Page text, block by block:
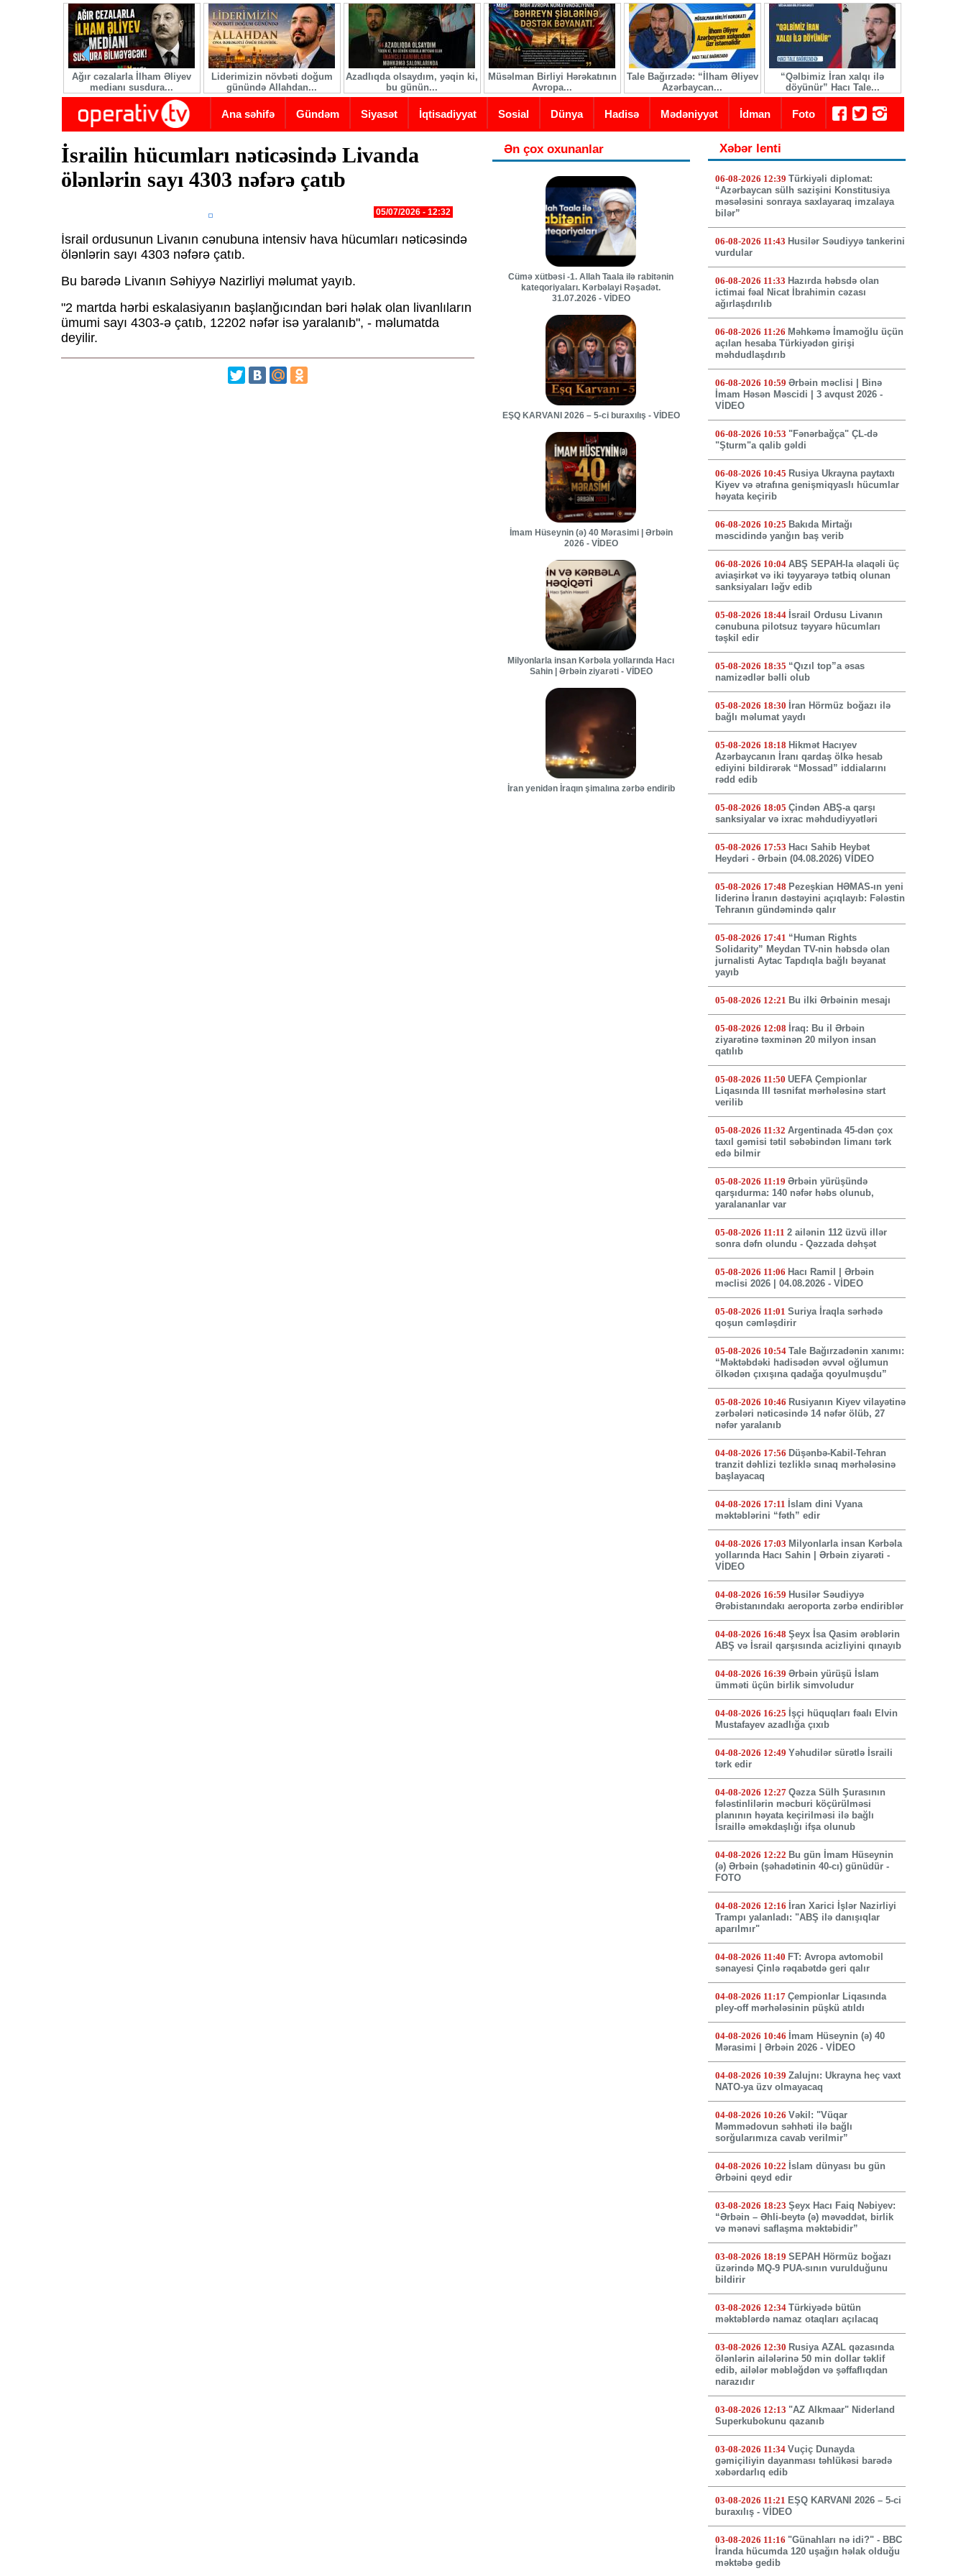
Skip to main content
Ağır cəzalarla İlham Əliyev
medianı susdura...
Liderimizin növbəti doğum
günündə Allahdan...
Azadlıqda olsaydım, yəqin ki,
bu günün...
Müsəlman Birliyi Hərəkatının
Avropa...
Tale Bağırzadə: “İlham Əliyev
Azərbaycan...
“Qəlbimiz İran xalqı ilə
döyünür” Hacı Tale...
Ana səhifə Gündəm Siyasət İqtisadiyyat Sosial Dünya Hadisə Mədəniyyət İdman Foto
İsrailin hücumları nəticəsində Livanda
ölənlərin sayı 4303 nəfərə çatıb
05/07/2026 - 12:32
İsrail ordusunun Livanın cənubuna intensiv hava hücumları nəticəsində
ölənlərin sayı 4303 nəfərə çatıb.
Bu barədə Livanın Səhiyyə Nazirliyi məlumat yayıb.
"2 martda hərbi eskalasiyanın başlanğıcından bəri həlak olan livanlıların
ümumi sayı 4303-ə çatıb, 12202 nəfər isə yaralanıb", - məlumatda
deyilir.
Ən çox oxunanlar
Cümə xütbəsi -1. Allah Taala ilə rabitənin
kateqoriyaları. Kərbəlayi Rəşadət.
31.07.2026 - VİDEO
EŞQ KARVANI 2026 – 5-ci buraxılış - VİDEO
İmam Hüseynin (ə) 40 Mərasimi | Ərbəin
2026 - VİDEO
Milyonlarla insan Kərbəla yollarında Hacı
Sahin | Ərbəin ziyarəti - VİDEO
İran yenidən İraqın şimalına zərbə endirib
Xəbər lenti
06-08-2026 12:39 Türkiyəli diplomat:
“Azərbaycan sülh sazişini Konstitusiya
məsələsini sonraya saxlayaraq imzalaya
bilər”
06-08-2026 11:43 Husilər Səudiyyə tankerini
vurdular
06-08-2026 11:33 Hazırda həbsdə olan
ictimai fəal Nicat İbrahimin cəzası
ağırlaşdırılıb
06-08-2026 11:26 Məhkəmə İmamoğlu üçün
açılan hesaba Türkiyədən girişi
məhdudlaşdırıb
06-08-2026 10:59 Ərbəin məclisi | Binə
İmam Həsən Məscidi | 3 avqust 2026 -
VİDEO
06-08-2026 10:53 "Fənərbağça" ÇL-də
"Şturm"a qalib gəldi
06-08-2026 10:45 Rusiya Ukrayna paytaxtı
Kiyev və ətrafına genişmiqyaslı hücumlar
həyata keçirib
06-08-2026 10:25 Bakıda Mirtağı
məscidində yanğın baş verib
06-08-2026 10:04 ABŞ SEPAH-la əlaqəli üç
aviaşirkət və iki təyyarəyə tətbiq olunan
sanksiyaları ləğv edib
05-08-2026 18:44 İsrail Ordusu Livanın
cənubuna pilotsuz təyyarə hücumları
təşkil edir
05-08-2026 18:35 “Qızıl top”a əsas
namizədlər bəlli olub
05-08-2026 18:30 İran Hörmüz boğazı ilə
bağlı məlumat yaydı
05-08-2026 18:18 Hikmət Hacıyev
Azərbaycanın İranı qardaş ölkə hesab
ediyini bildirərək “Mossad” iddialarını
rədd edib
05-08-2026 18:05 Çindən ABŞ-a qarşı
sanksiyalar və ixrac məhdudiyyətləri
05-08-2026 17:53 Hacı Sahib Heybət
Heydəri - Ərbəin (04.08.2026) VİDEO
05-08-2026 17:48 Pezeşkian HƏMAS-ın yeni
liderinə İranın dəstəyini açıqlayıb: Fələstin
Tehranın gündəmində qalır
05-08-2026 17:41 “Human Rights
Solidarity” Meydan TV-nin həbsdə olan
jurnalisti Aytac Tapdıqla bağlı bəyanat
yayıb
05-08-2026 12:21 Bu ilki Ərbəinin mesajı
05-08-2026 12:08 İraq: Bu il Ərbəin
ziyarətinə təxminən 20 milyon insan
qatılıb
05-08-2026 11:50 UEFA Çempionlar
Liqasında III təsnifat mərhələsinə start
verilib
05-08-2026 11:32 Argentinada 45-dən çox
taxıl gəmisi tətil səbəbindən limanı tərk
edə bilmir
05-08-2026 11:19 Ərbəin yürüşündə
qarşıdurma: 140 nəfər həbs olunub,
yaralananlar var
05-08-2026 11:11 2 ailənin 112 üzvü illər
sonra dəfn olundu - Qəzzada dəhşət
05-08-2026 11:06 Hacı Ramil | Ərbəin
məclisi 2026 | 04.08.2026 - VİDEO
05-08-2026 11:01 Suriya İraqla sərhədə
qoşun cəmləşdirir
05-08-2026 10:54 Tale Bağırzadənin xanımı:
“Məktəbdəki hadisədən əvvəl oğlumun
ölkədən çıxışına qadağa qoyulmuşdu”
05-08-2026 10:46 Rusiyanın Kiyev vilayətinə
zərbələri nəticəsində 14 nəfər ölüb, 27
nəfər yaralanıb
04-08-2026 17:56 Düşənbə-Kabil-Tehran
tranzit dəhlizi tezliklə sınaq mərhələsinə
başlayacaq
04-08-2026 17:11 İslam dini Vyana
məktəblərini “fəth” edir
04-08-2026 17:03 Milyonlarla insan Kərbəla
yollarında Hacı Sahin | Ərbəin ziyarəti -
VİDEO
04-08-2026 16:59 Husilər Səudiyyə
Ərəbistanındakı aeroporta zərbə endiriblər
04-08-2026 16:48 Şeyx İsa Qasim ərəblərin
ABŞ və İsrail qarşısında acizliyini qınayıb
04-08-2026 16:39 Ərbəin yürüşü İslam
ümməti üçün birlik simvoludur
04-08-2026 16:25 İşçi hüquqları fəalı Elvin
Mustafayev azadlığa çıxıb
04-08-2026 12:49 Yəhudilər sürətlə İsraili
tərk edir
04-08-2026 12:27 Qəzza Sülh Şurasının
fələstinlilərin məcburi köçürülməsi
planının həyata keçirilməsi ilə bağlı
İsraillə əməkdaşlığı ifşa olunub
04-08-2026 12:22 Bu gün İmam Hüseynin
(ə) Ərbəin (şəhadətinin 40-cı) günüdür -
FOTO
04-08-2026 12:16 İran Xarici İşlər Nazirliyi
Trampı yalanladı: "ABŞ ilə danışıqlar
aparılmır"
04-08-2026 11:40 FT: Avropa avtomobil
sənayesi Çinlə rəqabətdə geri qalır
04-08-2026 11:17 Çempionlar Liqasında
pley-off mərhələsinin püşkü atıldı
04-08-2026 10:46 İmam Hüseynin (ə) 40
Mərasimi | Ərbəin 2026 - VİDEO
04-08-2026 10:39 Zalujnı: Ukrayna heç vaxt
NATO-ya üzv olmayacaq
04-08-2026 10:26 Vəkil: "Vüqar
Məmmədovun səhhəti ilə bağlı
sorğularımıza cavab verilmir”
04-08-2026 10:22 İslam dünyası bu gün
Ərbəini qeyd edir
03-08-2026 18:23 Şeyx Hacı Faiq Nəbiyev:
“Ərbəin – Əhli-beytə (ə) məvəddət, birlik
və mənəvi saflaşma məktəbidir”
03-08-2026 18:19 SEPAH Hörmüz boğazı
üzərində MQ-9 PUA-sının vurulduğunu
bildirir
03-08-2026 12:34 Türkiyədə bütün
məktəblərdə namaz otaqları açılacaq
03-08-2026 12:30 Rusiya AZAL qəzasında
ölənlərin ailələrinə 50 min dollar təklif
edib, ailələr məbləğdən və şəffaflıqdan
narazıdır
03-08-2026 12:13 "AZ Alkmaar" Niderland
Superkubokunu qazanıb
03-08-2026 11:34 Vuçiç Dunayda
gəmiçiliyin dayanması təhlükəsi barədə
xəbərdarlıq edib
03-08-2026 11:21 EŞQ KARVANI 2026 – 5-ci
buraxılış - VİDEO
03-08-2026 11:16 "Günahları nə idi?" - BBC
İranda hücumda 120 uşağın həlak olduğu
məktəbə gedib